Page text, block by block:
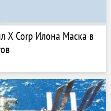
X Corp Илона Маска в